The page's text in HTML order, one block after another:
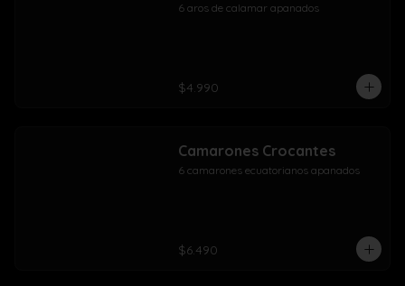
6 aros de calamar apanados
$4.990
Camarones Crocantes
6 camarones ecuatorianos apanados
$6.490